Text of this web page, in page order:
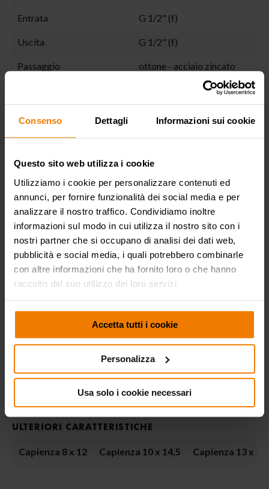
Consenso Dettagli Informazioni sui cookie
Questo sito web utilizza i cookie
Utilizziamo i cookie per personalizzare contenuti ed
annunci, per fornire funzionalità dei social media e per
analizzare il nostro traffico. Condividiamo inoltre
informazioni sul modo in cui utilizza il nostro sito con i
nostri partner che si occupano di analisi dei dati web,
pubblicità e social media, i quali potrebbero combinarle
con altre informazioni che ha fornito loro o che hanno
raccolto dal suo utilizzo dei loro servizi.
Accetta tutti i cookie
Personalizza
Usa solo i cookie necessari
Entrata G 1/2" (f)
Uscita G 1/2" (f)
Passaggio ottone - acciaio zincato
DIMENSIONI D’INGOMBRO(mm)
SETTORI DI UTILIZZO
stradali
Lube truck e trasporti
ULTERIORI CARATTERISTICHE
Capienza 8 x 12 Capienza 10 x 14,5 Capienza 13 x 19